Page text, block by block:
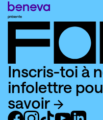
Inscris-toi à
infolettre
savoir